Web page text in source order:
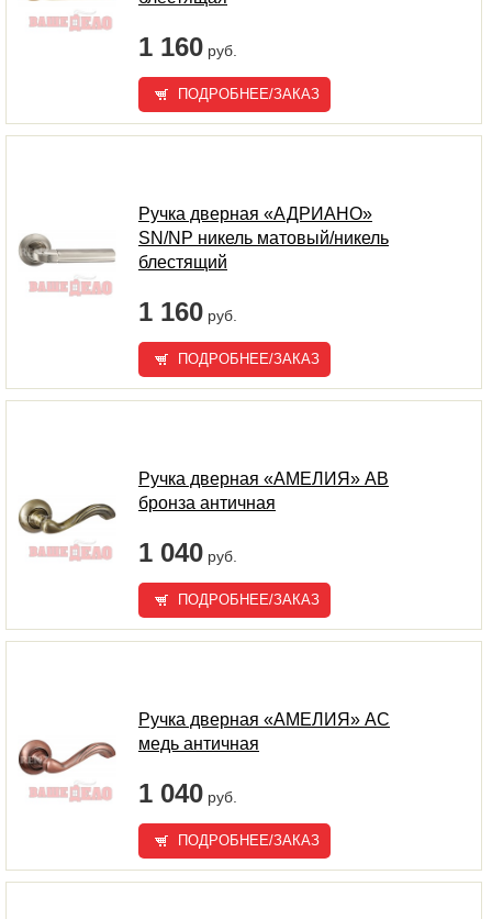
1 160 руб.
ПОДРОБНЕЕ/ЗАКАЗ
Ручка дверная «АДРИАНО»
SN/NP никель матовый/никель
блестящий
1 160 руб.
ПОДРОБНЕЕ/ЗАКАЗ
Ручка дверная «АМЕЛИЯ» AB
бронза античная
1 040 руб.
ПОДРОБНЕЕ/ЗАКАЗ
Ручка дверная «АМЕЛИЯ» AC
медь античная
1 040 руб.
ПОДРОБНЕЕ/ЗАКАЗ